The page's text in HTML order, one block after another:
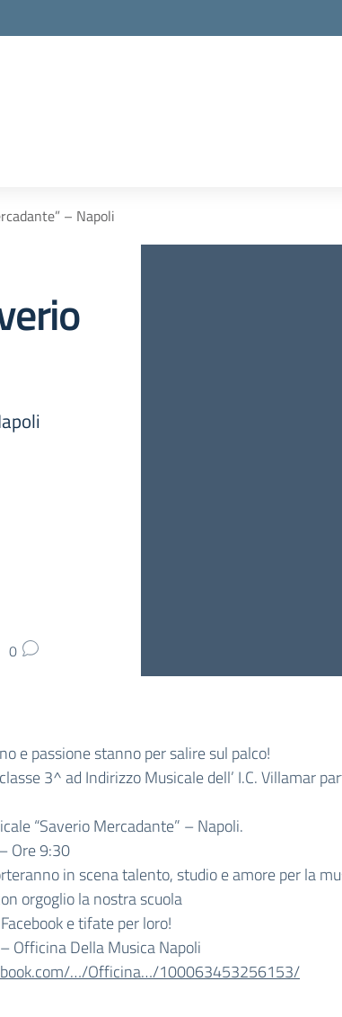
– Napoli
0
e passione stanno per salire sul palco!
3^ ad Indirizzo Musicale dell’ I.C. Villamar
“Saverio Mercadante” – Napoli.
Ore 9:30
in scena talento, studio e amore per la
orgoglio la nostra scuola
e tifate per loro!
Officina Della Musica Napoli
…/Officina…/100063453256153/